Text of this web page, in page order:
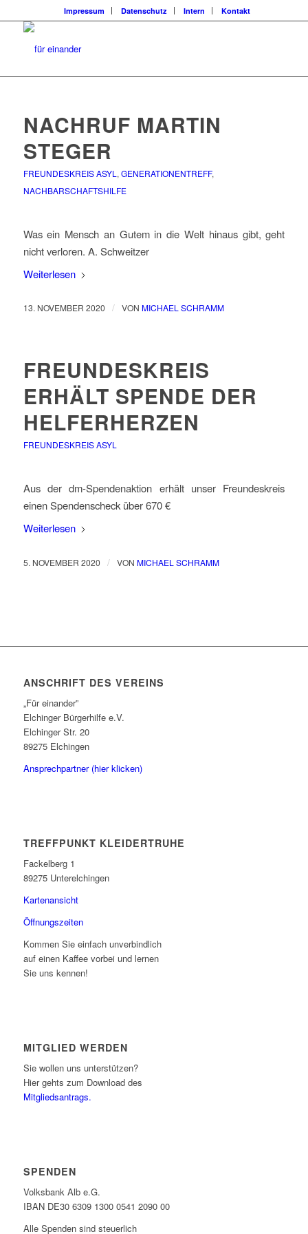
Impressum Datenschutz Intern Kontakt
NACHRUF MARTIN
STEGER
FREUNDESKREIS ASYL , GENERATIONENTREFF,
NACHBARSCHAFTSHILFE
Was ein Mensch an Gutem in die Welt hinaus gibt, geht
nicht verloren. A. Schweitzer
Weiterlesen
13. NOVEMBER 2020 / VON MICHAEL SCHRAMM
FREUNDESKREIS
ERHÄLT SPENDE DER
HELFERHERZEN
FREUNDESKREIS ASYL
Aus der dm-Spendenaktion erhält unser Freundeskreis
einen Spendenscheck über 670 €
Weiterlesen
5. NOVEMBER 2020 / VON MICHAEL SCHRAMM
ANSCHRIFT DES VEREINS
„Für einander”
Elchinger Bürgerhilfe e.V.
Elchinger Str. 20
89275 Elchingen
Ansprechpartner (hier klicken)
TREFFPUNKT KLEIDERTRUHE
Fackelberg 1
89275 Unterelchingen
Kartenansicht
Öffnungszeiten
Kommen Sie einfach unverbindlich
auf einen Kaffee vorbei und lernen
Sie uns kennen!
MITGLIED WERDEN
Sie wollen uns unterstützen?
Hier gehts zum Download des
Mitgliedsantrags.
SPENDEN
Volksbank Alb e.G.
IBAN DE30 6309 1300 0541 2090 00
Alle Spenden sind steuerlich